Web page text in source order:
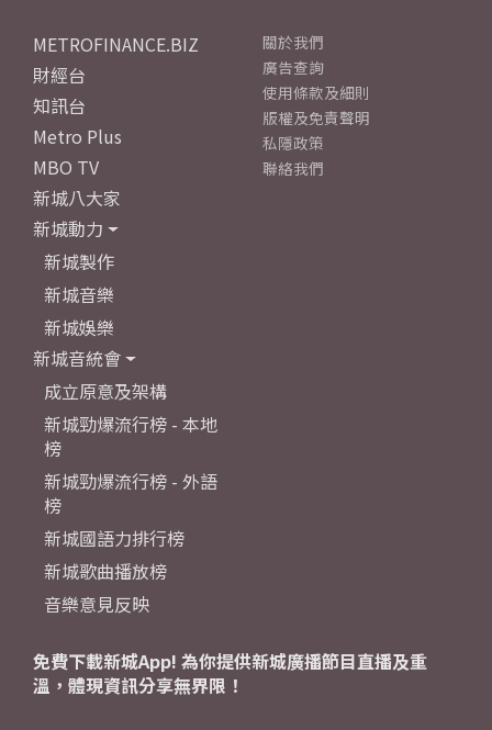
METROFINANCE.BIZ
財經台
知訊台
Metro Plus
MBO TV
新城八大家
新城動力
新城製作
新城音樂
新城娛樂
新城音統會
成立原意及架構
新城勁爆流行榜 - 本地
榜
新城勁爆流行榜 - 外語
榜
新城國語力排行榜
新城歌曲播放榜
音樂意見反映
關於我們
廣告查詢
使用條款及細則
版權及免責聲明
私隱政策
聯絡我們
免費下載新城App! 為你提供新城廣播節目直播及重
溫，體現資訊分享無界限！